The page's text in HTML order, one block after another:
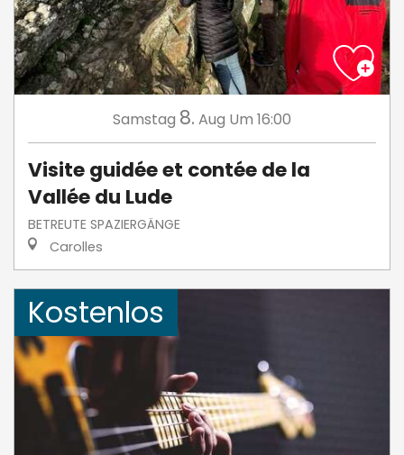
Samstag 8. Aug Um 16:00
Visite guidée et contée de la
Vallée du Lude
BETREUTE SPAZIERGÄNGE
Carolles
Kostenlos